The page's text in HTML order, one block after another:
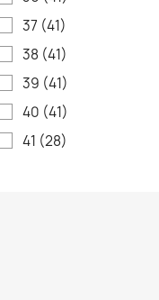
37 (41)
38 (41)
39 (41)
40 (41)
41 (28)